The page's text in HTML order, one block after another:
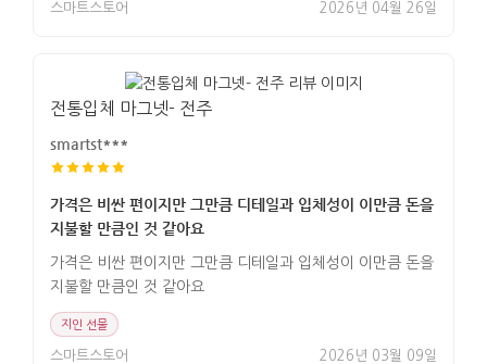
스마트스토어 2026년 04월 26일
전통입체 마그넷- 전주
smartst***
가격은 비싼 편이지만 그만큼 디테일과 입체성이 이만큼 돈을
지불할 만큼인 것 같아요
가격은 비싼 편이지만 그만큼 디테일과 입체성이 이만큼 돈을
지불할 만큼인 것 같아요
지인 선물
스마트스토어 2026년 03월 09일